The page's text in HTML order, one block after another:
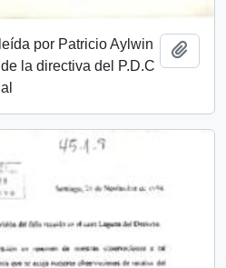
por Patricio Aylwin
la directiva del P.D.C